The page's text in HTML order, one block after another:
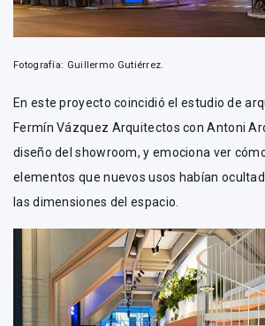
Fotografía: Guillermo Gutiérrez.
En este proyecto coincidió el estudio de
Fermín Vázquez Arquitectos con Antoni
diseño del showroom, y emociona ver
elementos que nuevos usos habían
las dimensiones del espacio.